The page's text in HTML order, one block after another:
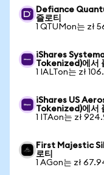
Defiance
즐로티
1 QTUMon는 zł
iShares
Tokenized)에서
1 IALTon는 zł
iShares US
Tokenized)에서
1 ITAon는 zł
First Majestic
로티
1 AGon는 zł